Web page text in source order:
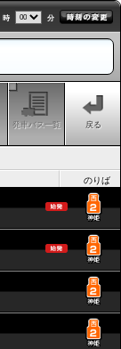
時 分
発車バス一覧 戻る
のりば